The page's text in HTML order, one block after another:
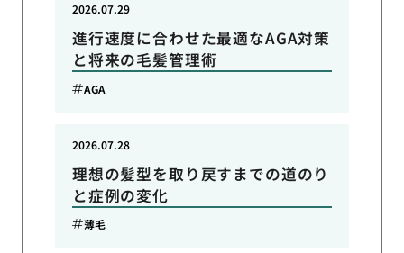
進行速度に合わせた最適なAGA対策
と将来の毛髪管理術
2026.07.29
AGA
理想の髪型を取り戻すまでの道のり
と症例の変化
2026.07.28
薄毛